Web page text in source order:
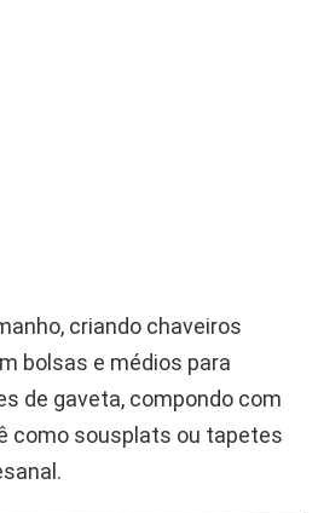
criando chaveiros
bolsas e médios para
de gaveta, compondo com
como sousplats ou tapetes